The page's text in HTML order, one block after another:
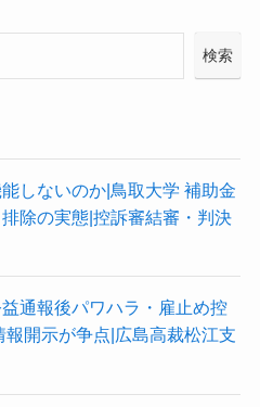
検索
しないのか|鳥取大学 補助金
除の実態|控訴審結審・判決
通報後パワハラ・雇止め控
開示が争点|広島高裁松江支